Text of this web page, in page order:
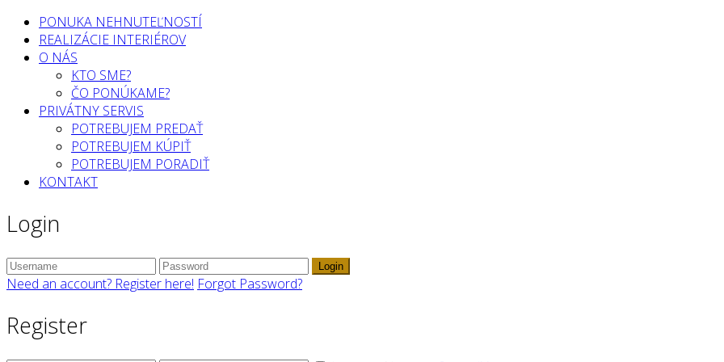
PONUKA NEHNUTEĽNOSTÍ
REALIZÁCIE INTERIÉROV
O NÁS
KTO SME?
ČO PONÚKAME?
PRIVÁTNY SERVIS
POTREBUJEM PREDAŤ
POTREBUJEM KÚPIŤ
POTREBUJEM PORADIŤ
KONTAKT
Login
Login
Need an account? Register here! Forgot Password?
Register